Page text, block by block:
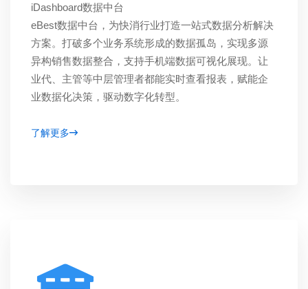
iDashboard数据中台
eBest数据中台，为快消行业打造一站式数据分析解决
方案。打破多个业务系统形成的数据孤岛，实现多源
异构销售数据整合，支持手机端数据可视化展现。让
业代、主管等中层管理者都能实时查看报表，赋能企
业数据化决策，驱动数字化转型。
了解更多